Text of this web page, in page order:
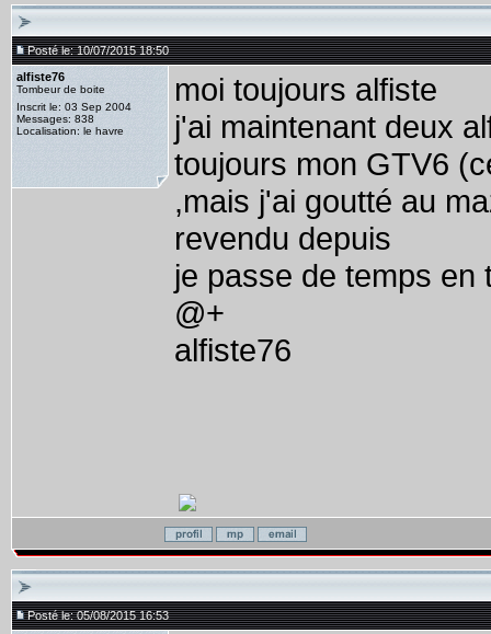
Posté le: 10/07/2015 18:50
alfiste76
Tombeur de boite
Inscrit le: 03 Sep 2004
Messages: 838
Localisation: le havre
moi toujours alfiste
j'ai maintenant deux
toujours mon GTV6
,mais j'ai goutté au
revendu depuis
je passe de temps en
@+
alfiste76
Posté le: 05/08/2015 16:53